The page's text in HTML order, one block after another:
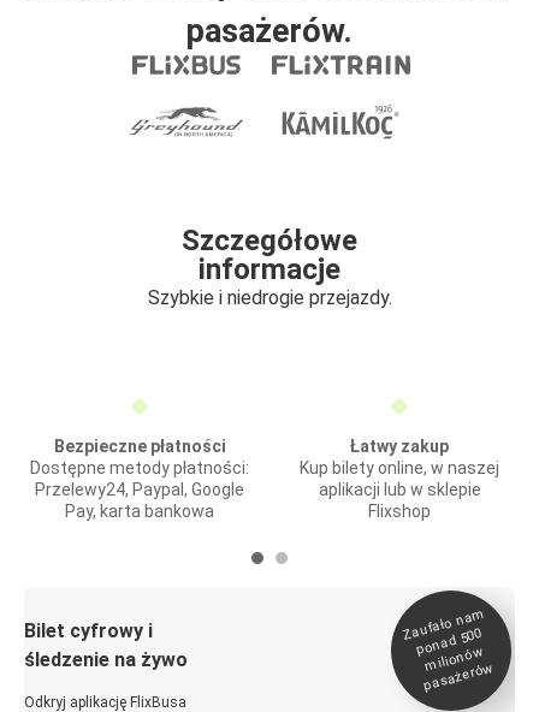
pasażerów.
Szczegółowe
informacje
Szybkie i niedrogie przejazdy.
Bezpieczne płatności
Dostępne metody płatności:
Przelewy24, Paypal, Google
Pay, karta bankowa
Łatwy zakup
Kup bilety online, w naszej
aplikacji lub w sklepie
Flixshop
Bilet cyfrowy i
śledzenie na żywo
Odkryj aplikację FlixBusa
Zaufało na
m
ponad 500
milionó
w
pasażeró
w